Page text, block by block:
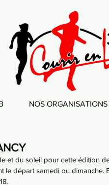
NOS ORGANISATIONS
et du soleil pour cette édition
le départ samedi ou dimanche.